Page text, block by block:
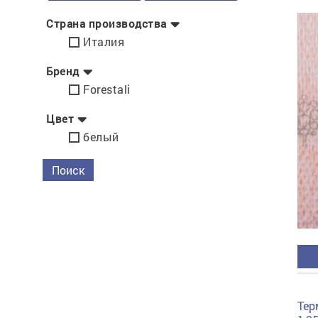
Загибка деталей
Вставка
Ерошка подошвы
Страна производства
Италия
Бренд
Forestali
Цвет
белый
Поиск